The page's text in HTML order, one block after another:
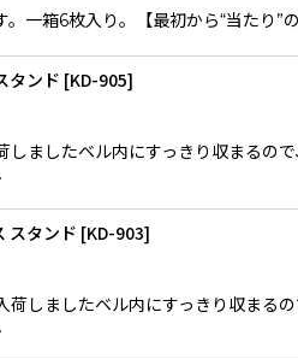
一箱6枚入り。【最初から“当た
タンド [KD-905]
しましたベル内にすっきり収まるの
スタンド [KD-903]
荷しましたベル内にすっきり収まる